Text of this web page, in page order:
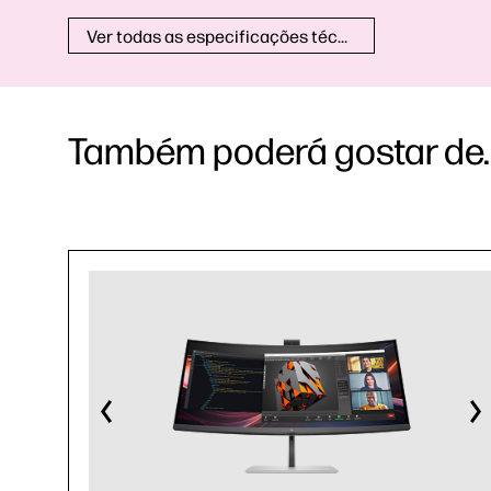
Ver todas as especificações técnicas
Também poderá gostar